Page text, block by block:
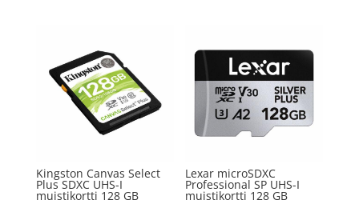
Kingston Canvas Select
Plus SDXC UHS-I
muistikortti 128 GB
Lexar microSDXC
Professional SP UHS-I
muistikortti 128 GB